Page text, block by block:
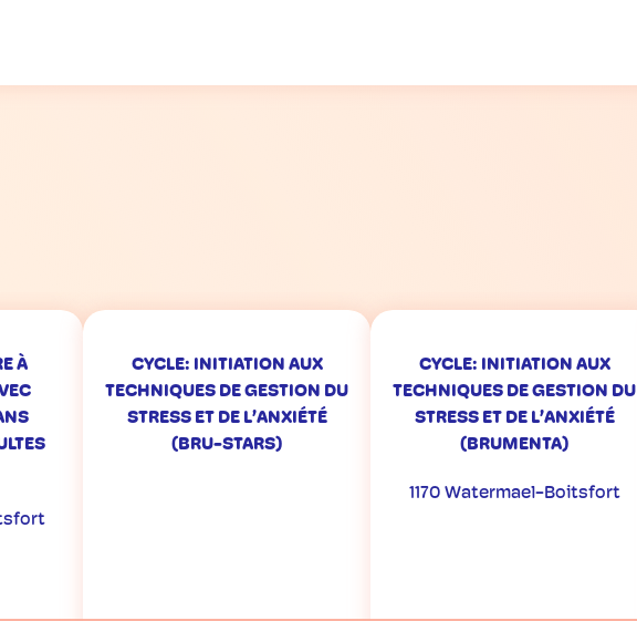
À
CYCLE: INITIATION AUX
TECHNIQUES DE GESTION DU
STRESS ET DE L’ANXIÉTÉ
(BRU-STARS)
CYCLE: INITIATION AUX
TECHNIQUES DE GESTION DU
STRESS ET DE L’ANXIÉTÉ
(BRUMENTA)
1170 Watermael-Boitsfort